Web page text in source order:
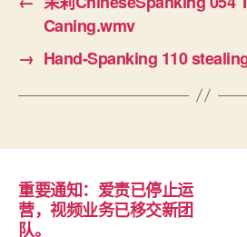
Caning.wmv
→ Hand-Spanking 110
重要通知：爱责已停止运
营，视频业务已移交新团
队。